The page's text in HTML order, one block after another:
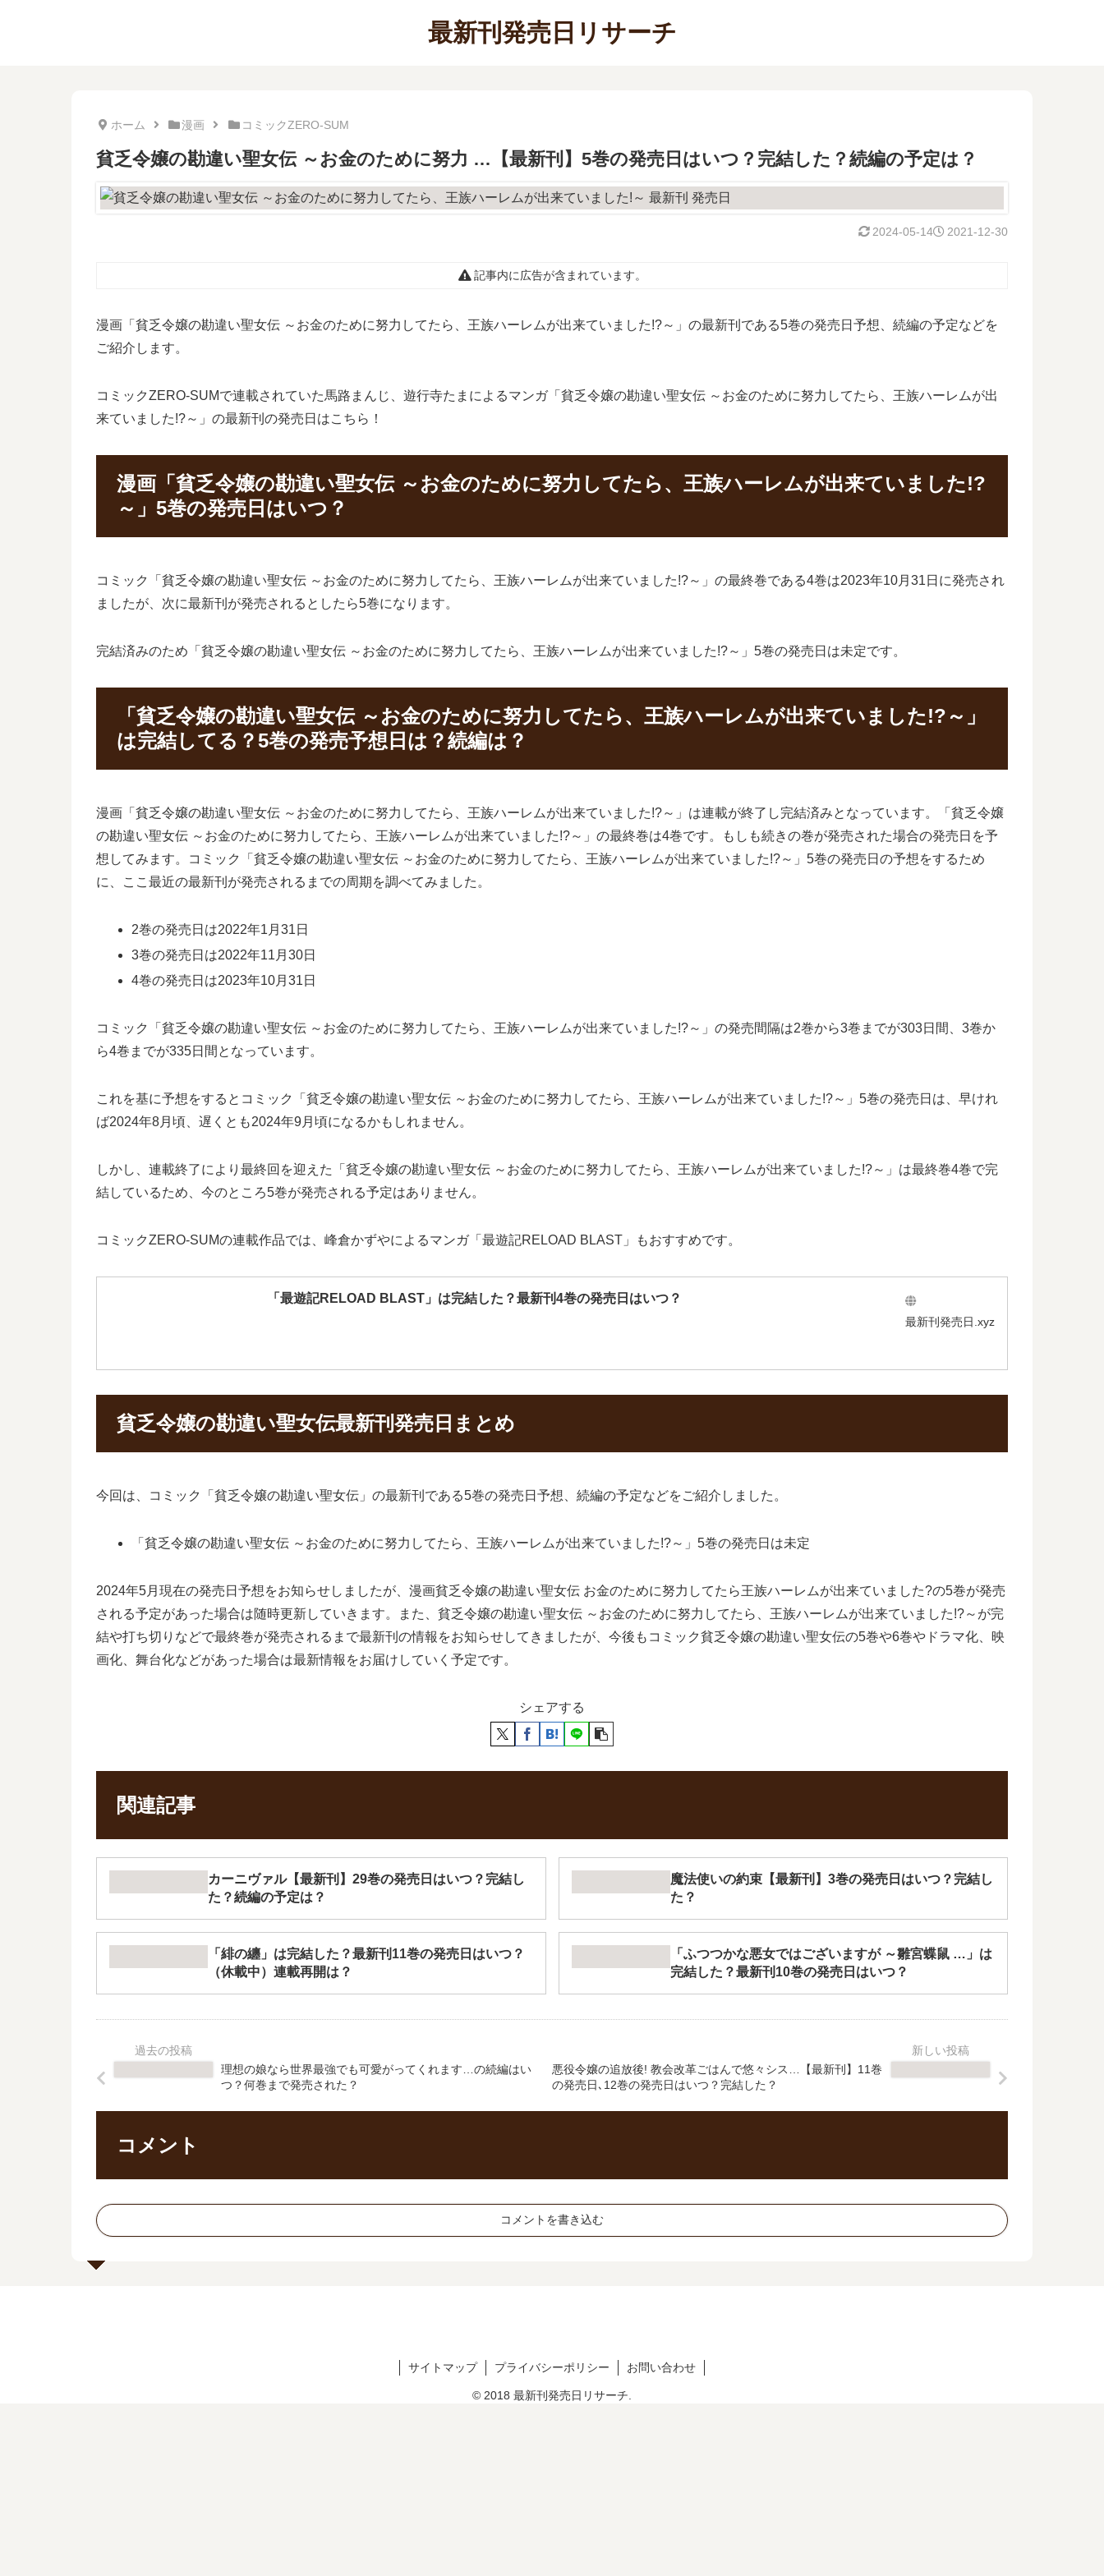
最新刊発売日リサーチ
ホーム 漫画 コミックZERO-SUM
貧乏令嬢の勘違い聖女伝 ～お金のために努力 …【最新刊】5巻の発売日はいつ？完結した？続編の予定は？
2021-12-30
2024-05-14
記事内に広告が含まれています。
漫画「貧乏令嬢の勘違い聖女伝 ～お金のために努力してたら、王族ハーレムが出来ていました!?～」の最新刊である5巻の発売日予想、続編の予定などを
ご紹介します。
コミックZERO-SUMで連載されていた馬路まんじ、遊行寺たまによるマンガ「貧乏令嬢の勘違い聖女伝 ～お金のために努力してたら、王族ハーレムが出
来ていました!?～」の最新刊の発売日はこちら！
漫画「貧乏令嬢の勘違い聖女伝 ～お金のために努力してたら、王族ハーレムが出来ていました!?
～」5巻の発売日はいつ？
コミック「貧乏令嬢の勘違い聖女伝 ～お金のために努力してたら、王族ハーレムが出来ていました!?～」の最終巻である4巻は2023年10月31日に発売され
ましたが、次に最新刊が発売されるとしたら5巻になります。
完結済みのため「貧乏令嬢の勘違い聖女伝 ～お金のために努力してたら、王族ハーレムが出来ていました!?～」5巻の発売日は未定です。
「貧乏令嬢の勘違い聖女伝 ～お金のために努力してたら、王族ハーレムが出来ていました!?～」
は完結してる？5巻の発売予想日は？続編は？
漫画「貧乏令嬢の勘違い聖女伝 ～お金のために努力してたら、王族ハーレムが出来ていました!?～」は連載が終了し完結済みとなっています。「貧乏令嬢
の勘違い聖女伝 ～お金のために努力してたら、王族ハーレムが出来ていました!?～」の最終巻は4巻です。もしも続きの巻が発売された場合の発売日を予
想してみます。コミック「貧乏令嬢の勘違い聖女伝 ～お金のために努力してたら、王族ハーレムが出来ていました!?～」5巻の発売日の予想をするため
に、ここ最近の最新刊が発売されるまでの周期を調べてみました。
2巻の発売日は2022年1月31日
3巻の発売日は2022年11月30日
4巻の発売日は2023年10月31日
コミック「貧乏令嬢の勘違い聖女伝 ～お金のために努力してたら、王族ハーレムが出来ていました!?～」の発売間隔は2巻から3巻までが303日間、3巻か
ら4巻までが335日間となっています。
これを基に予想をするとコミック「貧乏令嬢の勘違い聖女伝 ～お金のために努力してたら、王族ハーレムが出来ていました!?～」5巻の発売日は、早けれ
ば2024年8月頃、遅くとも2024年9月頃になるかもしれません。
しかし、連載終了により最終回を迎えた「貧乏令嬢の勘違い聖女伝 ～お金のために努力してたら、王族ハーレムが出来ていました!?～」は最終巻4巻で完
結しているため、今のところ5巻が発売される予定はありません。
コミックZERO-SUMの連載作品では、峰倉かずやによるマンガ「最遊記RELOAD BLAST」もおすすめです。
「最遊記RELOAD BLAST」は完結した？最新刊4巻の発売日はいつ？
最新刊発売日.xyz
貧乏令嬢の勘違い聖女伝最新刊発売日まとめ
今回は、コミック「貧乏令嬢の勘違い聖女伝」の最新刊である5巻の発売日予想、続編の予定などをご紹介しました。
「貧乏令嬢の勘違い聖女伝 ～お金のために努力してたら、王族ハーレムが出来ていました!?～」5巻の発売日は未定
2024年5月現在の発売日予想をお知らせしましたが、漫画貧乏令嬢の勘違い聖女伝 お金のために努力してたら王族ハーレムが出来ていました?の5巻が発売
される予定があった場合は随時更新していきます。また、貧乏令嬢の勘違い聖女伝 ～お金のために努力してたら、王族ハーレムが出来ていました!?～が完
結や打ち切りなどで最終巻が発売されるまで最新刊の情報をお知らせしてきましたが、今後もコミック貧乏令嬢の勘違い聖女伝の5巻や6巻やドラマ化、映
画化、舞台化などがあった場合は最新情報をお届けしていく予定です。
シェアする
関連記事
カーニヴァル【最新刊】29巻の発売日はいつ？完結し
た？続編の予定は？
魔法使いの約束【最新刊】3巻の発売日はいつ？完結し
た？
「緋の纏」は完結した？最新刊11巻の発売日はいつ？
（休載中）連載再開は？
「ふつつかな悪女ではございますが ～雛宮蝶鼠 …」は
完結した？最新刊10巻の発売日はいつ？
理想の娘なら世界最強でも可愛がってくれます…の続編はい
つ？何巻まで発売された？
悪役令嬢の追放後! 教会改革ごはんで悠々シス…【最新刊】11巻
の発売日､12巻の発売日はいつ？完結した？
コメント
コメントを書き込む
サイトマップ プライバシーポリシー お問い合わせ
© 2018 最新刊発売日リサーチ.